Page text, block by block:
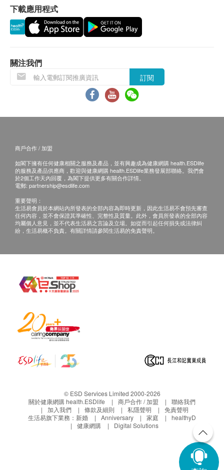
下載應用程式
關注我們
訂閱
商戶合作 / 加盟
如閣下擁有任何健康相關之服務及產品，並有興趣成為健康網購 health.ESDlife
的服務及產品供應商，歡迎與健康網購 health.ESDlife業務發展部聯絡。我們會
於2個工作天內回覆，為閣下提供更多有關合作詳情。
電郵: partnership@esdlife.com
重要聲明：
生活易會員於本網站內所發表的全部內容為即時更新，因此生活易不會預先審查
任何內容，並不會保證其準確性、完整性及質量。此外，會員所發表的全部內容
均屬個人意見，並不代表生活易之言論及立場。如從而引起任何損失或法律糾
紛，生活易概不負責。有關詳情請參閱生活易的免責聲明。
© ESD Services Limited 2000-2026
關於健康網購 health.ESDlife
商戶合作 / 加盟
聯絡我們
加入我們
條款及細則 私隱聲明
免責聲明
生活易旗下業務： 新婚 Anniversary 家庭
healthyD
健康網購
Digital Solutions